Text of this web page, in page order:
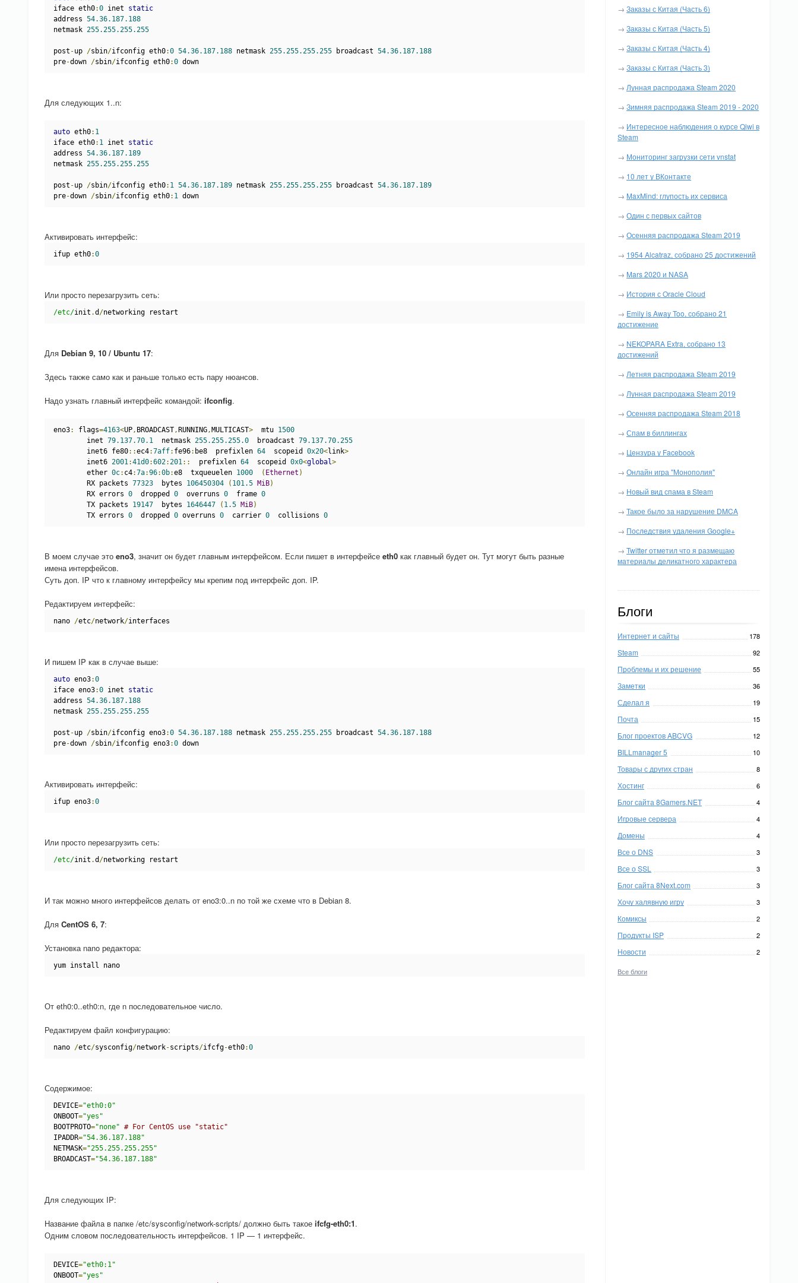
→ Заказы с Китая (Часть 6)
→ Заказы с Китая (Часть 5)
→ Заказы с Китая (Часть 4)
→ Заказы с Китая (Часть 3)
→ Лунная распродажа Steam 2020
→ Зимняя распродажа Steam 2019 - 2020
→ Интересное наблюдения о курсе Qiwi в
Steam
→ Мониторинг загрузки сети vnstat
→ 10 лет у ВКонтакте
→ MaxMind: глупость их сервиса
→ Один с первых сайтов
→ Осенняя распродажа Steam 2019
→ 1954 Alcatraz, собрано 25 достижений
→ Mars 2020 и NASA
→ История с Oracle Cloud
→ Emily is Away Too, собрано 21
достижение
→ NEKOPARA Extra, собрано 13
достижений
→ Летняя распродажа Steam 2019
→ Лунная распродажа Steam 2019
→ Осенняя распродажа Steam 2018
→ Спам в биллингах
→ Цензура у Facebook
→ Онлайн игра "Монополия"
→ Новый вид спама в Steam
→ Такое было за нарушение DMCA
→ Последствия удаления Google+
→ Twitter отметил что я размещаю
материалы деликатного характера
Блоги
Интернет и сайты 178
Steam 92
Проблемы и их решение 55
Заметки 36
Сделал я 19
Почта 15
Блог проектов ABCVG 12
BILLmanager 5 10
Товары с других стран 8
Хостинг 6
Блог сайта 8Gamers.NET 4
Игровые сервера 4
Домены 4
Все о DNS 3
Все о SSL 3
Блог сайта 8Next.com 3
Хочу халявную игру 3
Комиксы 2
Продукты ISP 2
Новости 2
Все блоги
iface eth0:0 inet static
address 54.36.187.188
netmask 255.255.255.255
post -up /sbin/ifconfig eth0:0 54.36.187.188 netmask 255.255.255.255 broadcast 54.36.187.188
pre-down /sbin/ifconfig eth0:0 down
Для следующих 1..n:
auto eth0: 1
iface eth0: 1 inet static
address 54.36.187.189
netmask 255.255.255.255
post -up /sbin/ifconfig eth0: 1 54.36.187.189 netmask 255.255.255.255 broadcast 54.36.187.189
pre-down /sbin/ifconfig eth0: 1 down
Активировать интерфейс:
ifup eth0:0
Или просто перезагрузить сеть:
/etc/init .d /networking restart
Для Debian 9, 10 / Ubuntu 17:
Здесь также само как и раньше только есть пару нюансов.
Надо узнать главный интерфейс командой: ifconfig.
eno3: flags=4163<UP, BROADCAST, RUNNING, MULTICAST> mtu 1500
inet 79.137.70.1 netmask 255.255.255.0 broadcast 79.137.70.255
inet6 fe80::ec4:7aff: fe96: be8  prefixlen 64 scopeid 0x20<link>
inet6 2001:41d0:602:201:: prefixlen 64 scopeid 0x0<global>
ether 0c: c4:7a:96:0b:e8  txqueuelen 1000 ( Ethernet )
RX packets 77323 bytes 106450304 ( 101.5 MiB)
RX errors 0 dropped 0 overruns 0 frame 0
TX packets 19147 bytes 1646447 ( 1.5 MiB)
TX errors 0 dropped 0 overruns 0 carrier 0 collisions 0
В моем случае это eno3, значит он будет главным интерфейсом. Если пишет в интерфейсе eth0 как главный будет он. Тут могут быть разные
имена интерфейсов.
Суть доп. IP что к главному интерфейсу мы крепим под интерфейс доп. IP.
Редактируем интерфейс:
nano /etc/network/interfaces
И пишем IP как в случае выше:
auto eno3:0
iface eno3:0 inet static
address 54.36.187.188
netmask 255.255.255.255
post -up /sbin/ifconfig eno3:0 54.36.187.188 netmask 255.255.255.255 broadcast 54.36.187.188
pre-down /sbin/ifconfig eno3:0 down
Активировать интерфейс:
ifup eno3:0
Или просто перезагрузить сеть:
/etc/init .d /networking restart
И так можно много интерфейсов делать от eno3:0..n по той же схеме что в Debian 8.
Для CentOS 6, 7:
Установка nano редактора:
yum install nano
От eth0:0..eth0:n, где n последовательное число.
Редактируем файл конфигурацию:
nano /etc/sysconfig/network-scripts/ifcfg-eth0:0
Содержимое:
DEVICE="eth0:0"
ONBOOT="yes"
BOOTPROTO="none" # For CentOS use "static"
IPADDR="54.36.187.188"
NETMASK="255.255.255.255"
BROADCAST="54.36.187.188"
Для следующих IP:
Название файла в папке /etc/sysconfig/network-scripts/ должно быть такое ifcfg-eth0:1.
Одним словом последовательность интерфейсов. 1 IP — 1 интерфейс.
DEVICE="eth0:1"
ONBOOT="yes"